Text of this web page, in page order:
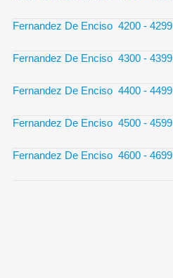
Fernandez De Enciso 4200 - 4299
Fernandez De Enciso 4300 - 4399
Fernandez De Enciso 4400 - 4499
Fernandez De Enciso 4500 - 4599
Fernandez De Enciso 4600 - 4699